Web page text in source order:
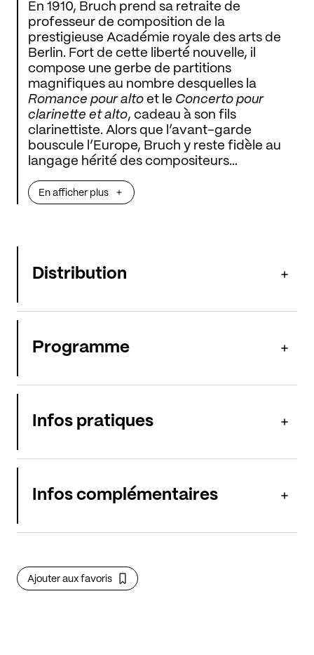
En 1910, Bruch prend sa retraite de
professeur de composition de la
prestigieuse Académie royale des arts de
Berlin. Fort de cette liberté nouvelle, il
compose une gerbe de partitions
magnifiques au nombre desquelles la
Romance pour alto et le Concerto pour
clarinette et alto, cadeau à son fils
clarinettiste. Alors que l’avant-garde
bouscule l’Europe, Bruch y reste fidèle au
langage hérité des compositeurs
le dédain qui frappa ses oeuvres. La
Cinquième Symphonie
2 !
En afficher plus
Distribution
Programme
Infos pratiques
Infos complémentaires
Ajouter aux favoris